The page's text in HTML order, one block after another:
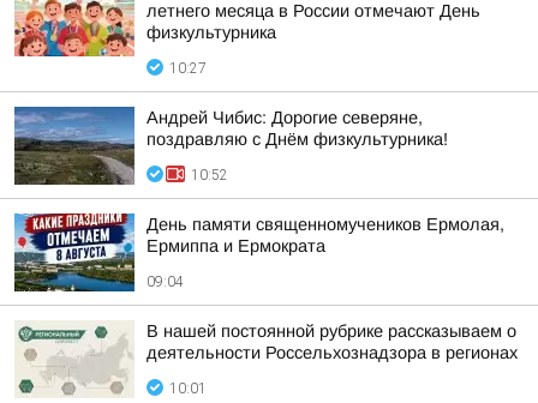
летнего месяца в России отмечают День
физкультурника
10:27
Андрей Чибис: Дорогие северяне,
поздравляю с Днём физкультурника!
10:52
День памяти священномучеников Ермолая,
Ермиппа и Ермократа
09:04
В нашей постоянной рубрике рассказываем о
деятельности Россельхознадзора в регионах
10:01